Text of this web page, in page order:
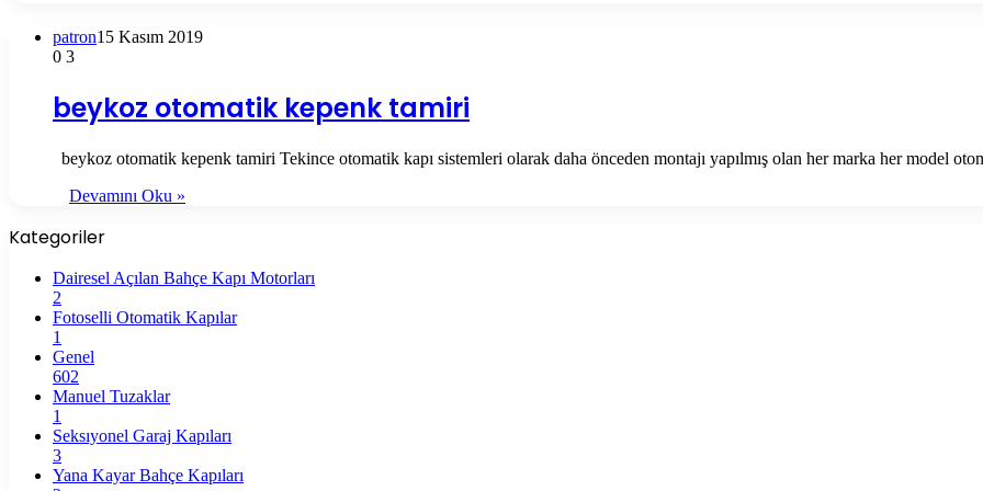
patron15 Kasım 2019
0 3
beykoz otomatik kepenk tamiri
beykoz otomatik kepenk tamiri Tekince otomatik kapı sistemleri olarak daha önceden montajı yapılmış olan her marka her model
Devamını Oku »
Kategoriler
Dairesel Açılan Bahçe Kapı Motorları
2
Fotoselli Otomatik Kapılar
1
Genel
602
Manuel Tuzaklar
1
Seksıyonel Garaj Kapıları
3
Yana Kayar Bahçe Kapıları